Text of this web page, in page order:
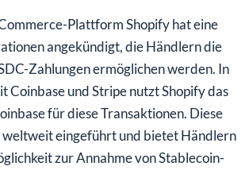
Plattform Shopify hat eine
angekündigt, die Händlern die
Zahlungen ermöglichen werden. In
Coinbase und Stripe nutzt Shopify das
für diese Transaktionen. Diese
eingeführt und bietet Händlern
zur Annahme von Stablecoin-